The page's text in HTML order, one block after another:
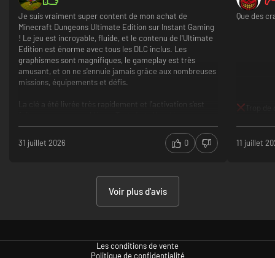
Je suis vraiment super content de mon achat de
Minecraft Dungeons Ultimate Edition sur Instant Gaming
! Le jeu est incroyable, fluide, et le contenu de l'Ultimate
Edition est énorme avec tous les DLC inclus. Les
graphismes sont magnifiques, le gameplay est très
amusant, et on ne s'ennuie jamais grâce aux nombreuses
missions, équipements et défis.
La clé a été livrée très rapidement et l'activation s'est
parfaitement du début à la fin. Pour le prix proposé, c'est
✅ Tous les DLC inclus dans l'Ultimate Edition.
❌ Le jeu peut devenir répétitif après de nombreuses
31 juillet 2026 0
Que des
Trop de
11 juillet
Voir plus d'avis
Les conditions de vente
Politique de confidentialité